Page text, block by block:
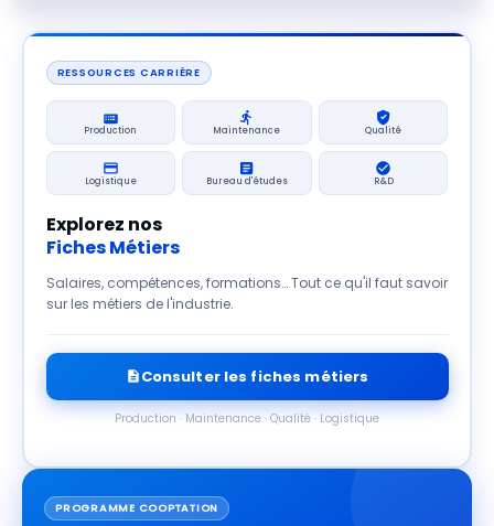
RESSOURCES CARRIÈRE
Production Maintenance Qualité
Logistique Bureau d'études R&D
Explorez nos
Fiches Métiers
Salaires, compétences, formations… Tout ce qu'il faut savoir
sur les métiers de l'industrie.
Consulter les fiches métiers
Production · Maintenance · Qualité · Logistique
PROGRAMME COOPTATION